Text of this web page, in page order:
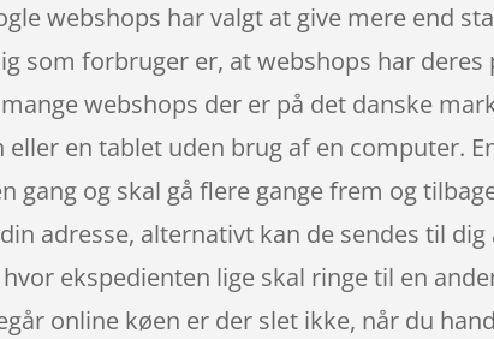
webshops har valgt at give mere end
som forbruger er, at webshops har deres
webshops der er på det danske
en tablet uden brug af en computer.
gang og skal gå flere gange frem og
adresse, alternativt kan de sendes til
ekspedienten lige skal ringe til en
online køen er der slet ikke, når du